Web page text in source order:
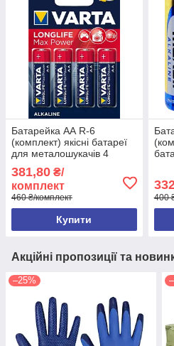
Батарейка АА R-6
(комплект) якісні батареї
для металошукачів 4
381,80 ₴/
комплект
460 ₴/комплект
Купити
400
Акційні пропозиції та
–25%